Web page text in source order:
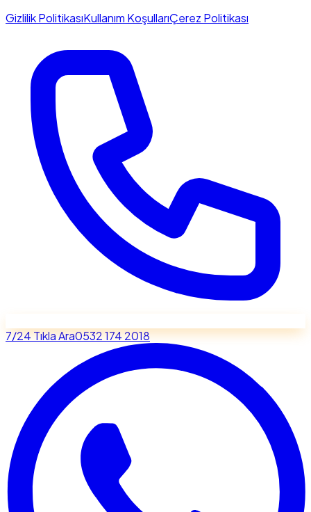
Gizlilik PolitikasıKullanım KoşullarıÇerez Politikası
7/24 Tıkla Ara0532 174 2018